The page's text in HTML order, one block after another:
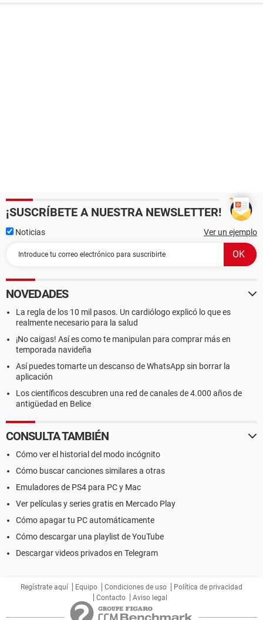
¡SUSCRÍBETE A NUESTRA NEWSLETTER!
Noticias Ver un ejemplo
NOVEDADES
La regla de los 10 mil pasos. Un cardiólogo explicó lo que es
realmente necesario para la salud
¡No caigas! Así es como te manipulan para comprar más en
temporada navideña
Así puedes tomarte un descanso de WhatsApp sin borrar la
aplicación
Los científicos descubren una red de canales de 4.000 años de
antigüedad en Belice
CONSULTA TAMBIÉN
Cómo ver el historial del modo incógnito
Cómo buscar canciones similares a otras
Emuladores de PS4 para PC y Mac
Ver películas y series gratis en Mercado Play
Cómo apagar tu PC automáticamente
Cómo descargar una playlist de YouTube
Descargar videos privados en Telegram
Regístrate aquí Equipo Condiciones de uso
Política de privacidad
Contacto
Aviso legal